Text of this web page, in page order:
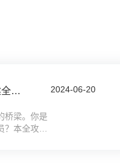
如何制作跳舞培训机构网站，舞蹈中心培训学校网站搭建全攻略教程 2024-06-20
桥梁。你是
本全攻略